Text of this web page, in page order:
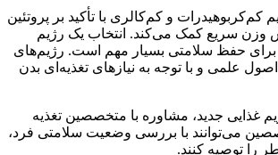
کم‌کربوهیدرات و کم‌کالری با تأکید بر پروتئین
وزن سریع کمک می‌کند. انتخاب یک رژیم
برای حفظ سلامتی بسیار مهم است. رژیم‌های
علمی و با توجه به نیازهای تغذیه‌ای بدن
غذایی جدید، مشاوره با متخصصین تغذیه
می‌توانند با بررسی وضعیت سلامتی فرد،
را توصیه کنند.